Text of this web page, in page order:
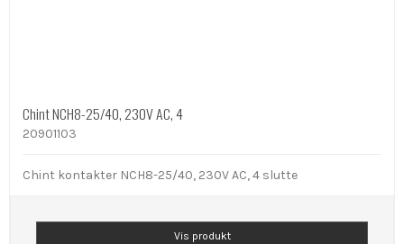
Chint NCH8-25/40, 230V AC, 4
20901103
Chint kontakter NCH8-25/40, 230V AC, 4 slutte
Vis produkt